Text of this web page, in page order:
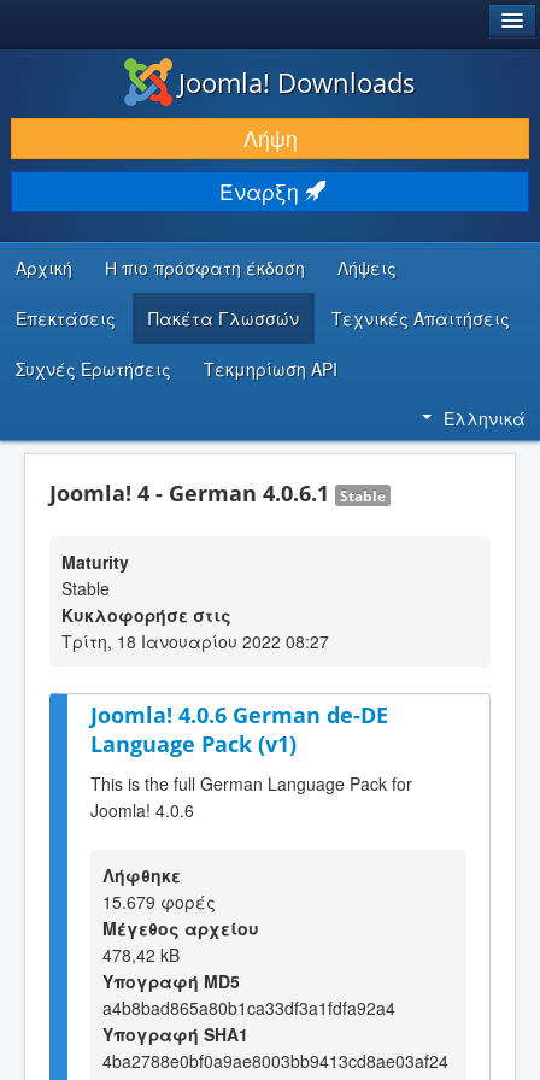
ΛΉΨΕΙΣ & ΕΠΕΚΤΆΣΕΙΣ
ΕΎΡΕΣΗ & ΜΆΘΗΣΗ
ΚΟΙΝΌΤΗΤΑ & ΥΠΟΣΤΉΡΙΞΗ
ΠΌΡΟΙ ΠΡΟΓΡΑΜΜΑΤΙΣΤΏΝ
Joomla! Downloads
Λήψη
Έναρξη
Αρχική Η πιο πρόσφατη έκδοση Λήψεις
Επεκτάσεις Πακέτα Γλωσσών Τεχνικές Απαιτήσεις
Συχνές Ερωτήσεις Τεκμηρίωση API
Ελληνικά
Joomla! 4 - German 4.0.6.1 Stable
Maturity
Stable
Κυκλοφορήσε στις
Τρίτη, 18 Ιανουαρίου 2022 08:27
Joomla! 4.0.6 German de-DE
Language Pack (v1)
This is the full German Language Pack for
Joomla! 4.0.6
Λήφθηκε
15.679 φορές
Μέγεθος αρχείου
478,42 kB
Υπογραφή MD5
a4b8bad865a80b1ca33df3a1fdfa92a4
Υπογραφή SHA1
4ba2788e0bf0a9ae8003bb9413cd8ae03af24